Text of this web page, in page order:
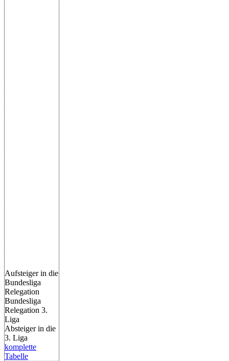
Aufsteiger in die
Bundesliga
Relegation
Bundesliga
Relegation 3.
Liga
Absteiger in die
3. Liga
komplette
Tabelle